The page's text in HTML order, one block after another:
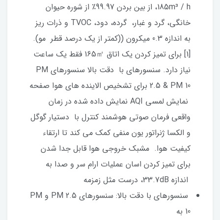
185m³ / h، از بین بردن 99.97٪ از شوره حیوان
خانگی، گرد و غبار، گرده، دود، TVOC و ذرات ریز
به اندازه 0.3 میکرون ((کمتر از یک درصد قطر مو).
[1] برای تمیز کردن یک اتاق 165㎡ فقط یک ساعت
نیاز دارد. سنسورهای با دقت بالا سنسورهای PM
2.5 & PM 10 برای تشخیص الاینده های هوا صفحه
نمایش لمسی AQI نمایش داده شده در زمان
واقعی فرمان صوتی هوشمند کنترل با دستیار گوگل
و الکسا ژنراتور یون منفی کمک می کند تا ارتقاء
کیفیت هوا. مشبک خروجی هوا قابل جدا شدن
برای تمیز کردن اسان عملیات ارام سر و صدا به
اندازه 33.7dB، درست مثل زمزمه
سنسورهای با دقت بالا: سنسورهای PM 2.5 و PM
10 به